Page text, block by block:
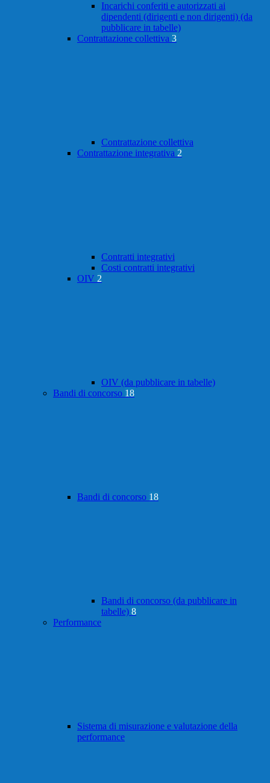
Incarichi conferiti e autorizzati ai
dipendenti (dirigenti e non dirigenti) (da
pubblicare in tabelle)
Contrattazione collettiva 3
Contrattazione collettiva
Contrattazione integrativa 2
Contratti integrativi
Costi contratti integrativi
OIV 2
OIV (da pubblicare in tabelle)
Bandi di concorso 18
Bandi di concorso 18
Bandi di concorso (da pubblicare in
tabelle) 8
Performance
Sistema di misurazione e valutazione della
performance